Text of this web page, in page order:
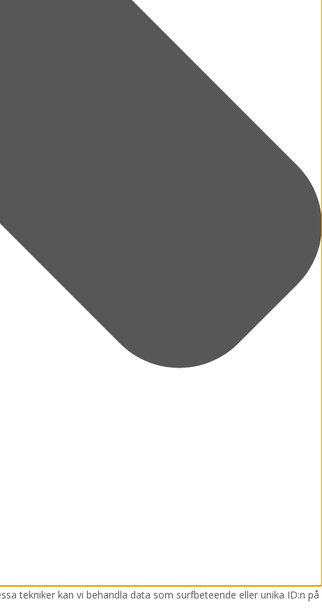
tekniker kan vi behandla data som surfbeteende eller unika ID:n på